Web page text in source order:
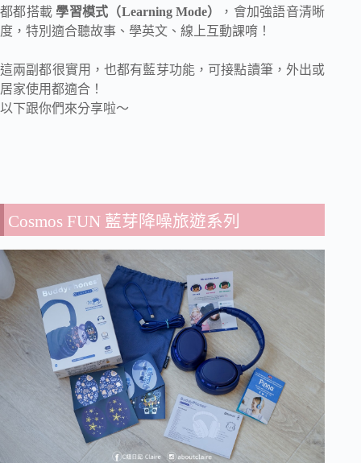
都都搭載 學習模式（Learning Mode）
，會加強語音清晰
度，特別適合聽故事、學英文、線上互動課唷！
這兩副都很實用，也都有藍芽功能，可接點讀筆，外出或
居家使用都適合！
以下跟你們來分享啦～
Cosmos FUN 藍芽降噪旅遊系列